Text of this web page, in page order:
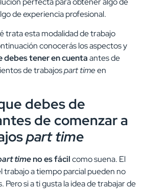
de experiencia profesional.
trata esta modalidad de trabajo
conocerás los aspectos y
debes tener en cuentaantes de
de trabajospart timeen
debes de
de comenzar a
part time
timeno es fácilcomo suena. El
trabajo a tiempo parcial pueden no
Pero si a ti gusta la idea de trabajar de